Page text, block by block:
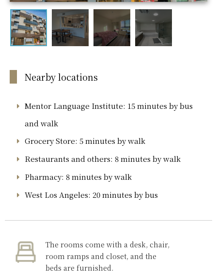
Nearby locations
Mentor Language Institute: 15 minutes by bus
and walk
Grocery Store: 5 minutes by walk
Restaurants and others: 8 minutes by walk
Pharmacy: 8 minutes by walk
West Los Angeles: 20 minutes by bus
The rooms come with a desk, chair,
room ramps and closet, and the
beds are furnished.